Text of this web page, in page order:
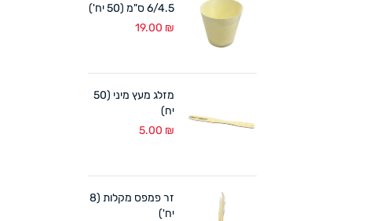
6/4.5 ס"מ (50 יח')
19.00 ₪
מזלג מעץ מיני (50
יח)
5.00 ₪
זר פמפס מקלות (8
יח')